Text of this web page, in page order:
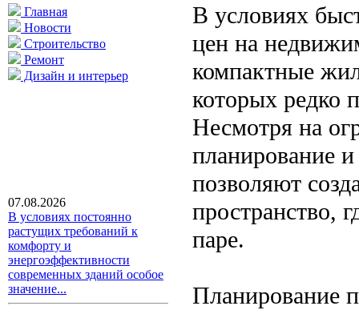
Главная
Новости
Строительство
Ремонт
Дизайн и интерьер
07.08.2026
В условиях постоянно
растущих требований к
комфорту и
энергоэффективности
современных зданий особое
значение...
В условиях
цен на
компактные
которых редко
Несмотря на
планирование
позволяют
пространство,
паре.
Планирование